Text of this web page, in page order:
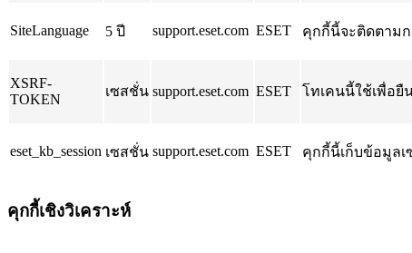
SiteLanguage 5 ปี support.eset.com ESET คุกกี้นี้จะติดตาม
XSRF-
TOKEN
เซสชั่น support.eset.com ESET โทเคนนี้ใช้เพื่อยื
eset_kb_session เซสชั่น support.eset.com ESET คุกกี้นี้เก็บข้อมูล
คุกกี้เชิงวิเคราะห์